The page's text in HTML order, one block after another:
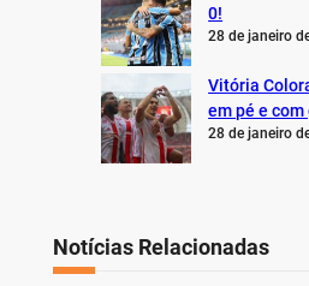
0!
28 de janeiro
Vitória
em pé e
28 de janeiro
Notícias Relacionadas